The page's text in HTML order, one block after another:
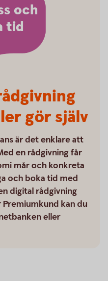
gör själv
är det enklare att
en rådgivning får
mår och konkreta
och boka tid med
digital rådgivning
Premiumkund kan du
eller
och
tid